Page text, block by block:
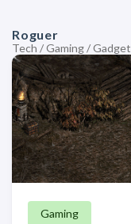
Roguer
Tech / Gaming /
Gaming